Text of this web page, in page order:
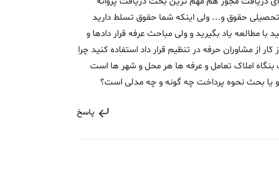
حقوق و... ولی اینکه شما حقوق تسلط دارید
مطالعه یاد بگیرید و ولی مباحث عرفه قرار دادها و
کار از مشاوران حرفه در تنظیم قرار داد استفاده کنید چرا
املاک تعامل و عرفه ها هر محل و شهر ها است
یا بحث نحوه پرداخت چه گونه و چه مدلی است؟
پاسخ